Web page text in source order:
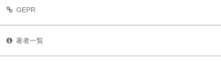
GEPR
著者一覧